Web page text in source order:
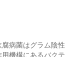
病菌はグラム陰性
機構にあるバクテ